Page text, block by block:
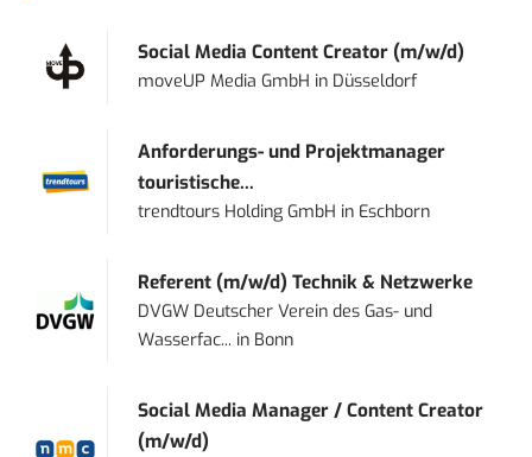
Social Media Content Creator (m/w/d)
moveUP Media GmbH in Düsseldorf
Anforderungs- und Projektmanager
touristische...
trendtours Holding GmbH in Eschborn
Referent (m/w/d) Technik & Netzwerke
DVGW Deutscher Verein des Gas- und
Wasserfac... in Bonn
Social Media Manager / Content Creator
(m/w/d)